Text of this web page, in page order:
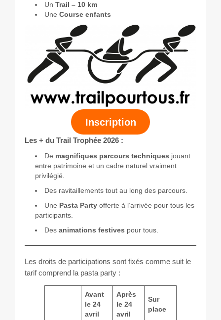
Partenaires
Remerciements
Contact
Un Trail – 10 km
Une Course enfants
Inscription
Les + du Trail Trophée 2026 :
De magnifiques parcours techniques jouant
entre patrimoine et un cadre naturel vraiment
privilégié.
Des ravitaillements tout au long des parcours.
Une Pasta Party offerte à l’arrivée pour tous les
participants.
Des animations festives pour tous.
Les droits de participations sont fixés comme suit le
tarif comprend la pasta party :
Avant
le 24
avril
Après
le 24
avril
Sur
place